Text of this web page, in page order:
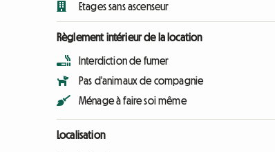
Etages sans ascenseur
Règlement intérieur de la location
Interdiction de fumer
Pas d'animaux de compagnie
Ménage à faire soi même
Localisation